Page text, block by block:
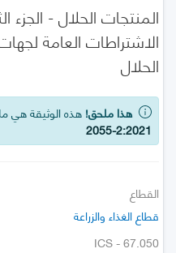
المنتجات الحلال - الجزء
الاشتراطات العامة
الحلال
هذا ملحق!هذه الوثيقة هي
2055-2:2021
القطاع
قطاع الغذاء والزراعة
ICS - 67.050